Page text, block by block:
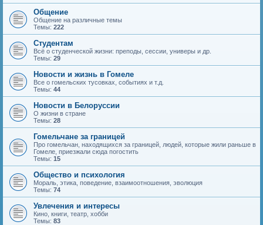
Общение
Общение на различные темы
Темы: 222
Студентам
Всё о студенческой жизни: преподы, сессии, универы и др.
Темы: 29
Новости и жизнь в Гомеле
Все о гомельских тусовках, событиях и т.д.
Темы: 44
Новости в Белоруссии
О жизни в стране
Темы: 28
Гомельчане за границей
Про гомельчан, находящихся за границей, людей, которые жили раньше в
Гомеле, приезжали сюда погостить
Темы: 15
Общество и психология
Мораль, этика, поведение, взаимоотношения, эволюция
Темы: 74
Увлечения и интересы
Кино, книги, театр, хобби
Темы: 83